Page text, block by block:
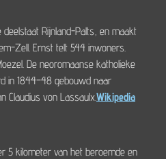
Rijnland-Palts, en maakt
Zell. Ernst telt 544 inwoners.
De neoromaanse katholieke
in 1844–48 gebouwd naar
Claudius von Lassaulx.Wikipedia
5 kilometer van het beroemde en